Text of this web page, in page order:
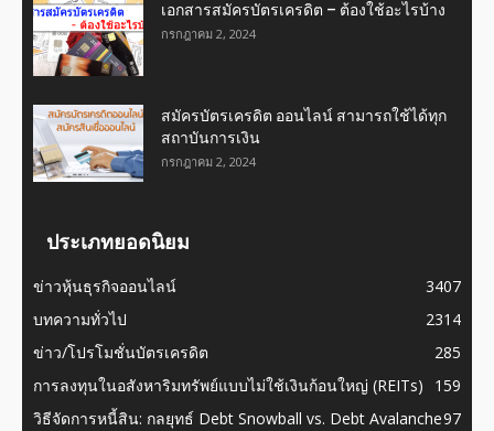
เอกสารสมัครบัตรเครดิต – ต้องใช้อะไรบ้าง
กรกฎาคม 2, 2024
สมัครบัตรเครดิต ออนไลน์ สามารถใช้ได้ทุก
สถาบันการเงิน
กรกฎาคม 2, 2024
ประเภทยอดนิยม
ข่าวหุ้นธุรกิจออนไลน์
3407
บทความทั่วไป
2314
ข่าว/โปรโมชั่นบัตรเครดิต
285
การลงทุนในอสังหาริมทรัพย์แบบไม่ใช้เงินก้อนใหญ่ (REITs)
159
วิธีจัดการหนี้สิน: กลยุทธ์ Debt Snowball vs. Debt Avalanche97